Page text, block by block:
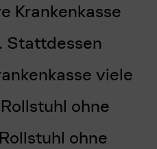
Krankenkasse
Stattdessen
viele
ohne
ohne